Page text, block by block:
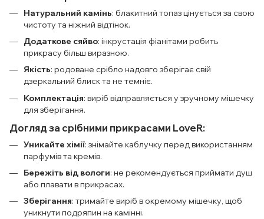
Натуральний камінь: блакитний топаз цінується за свою
чистоту та ніжний відтінок.
Додаткове сяйво: інкрустація фіанітами робить
прикрасу більш виразною.
Якість: родоване срібло надовго зберігає свій
дзеркальний блиск та не темніє.
Комплектація: виріб відправляється у зручному мішечку
для зберігання.
Догляд за срібними прикрасами LoveR:
Уникайте хімії: знімайте каблучку перед використанням
парфумів та кремів.
Бережіть від вологи: не рекомендується приймати душ
або плавати в прикрасах.
Зберігання: тримайте виріб в окремому мішечку, щоб
уникнути подряпин на камінні.